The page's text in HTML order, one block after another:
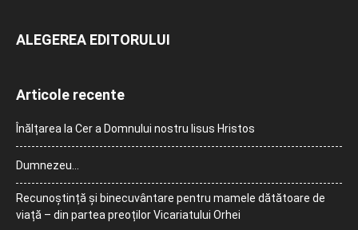
ALEGEREA EDITORULUI
Articole recente
Înălțarea la Cer a Domnului nostru Iisus Hristos
Dumnezeu…
Recunoștință și binecuvântare pentru mamele dătătoare de
viață – din partea preoților Vicariatului Orhei